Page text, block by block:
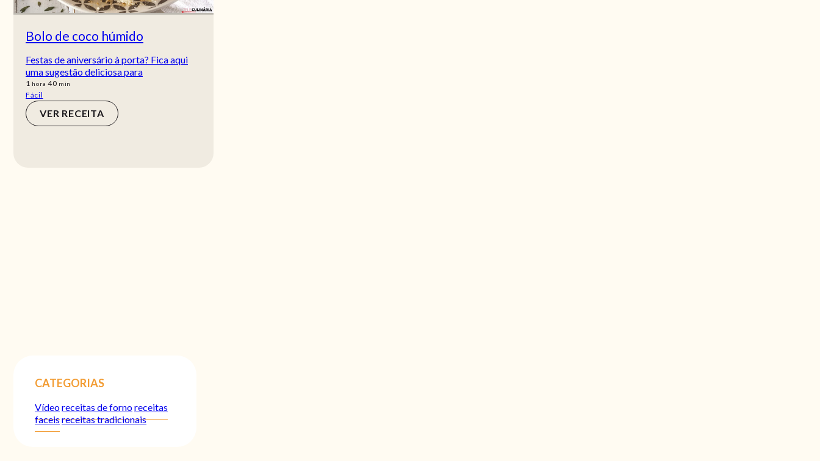
Bolo de coco húmido
Festas de aniversário à porta? Fica aqui
uma sugestão deliciosa para
1 hora
hora 40min
min
Fácil
VER RECEITA
CATEGORIAS
Vídeoreceitas de fornoreceitas
faceisreceitas tradicionais